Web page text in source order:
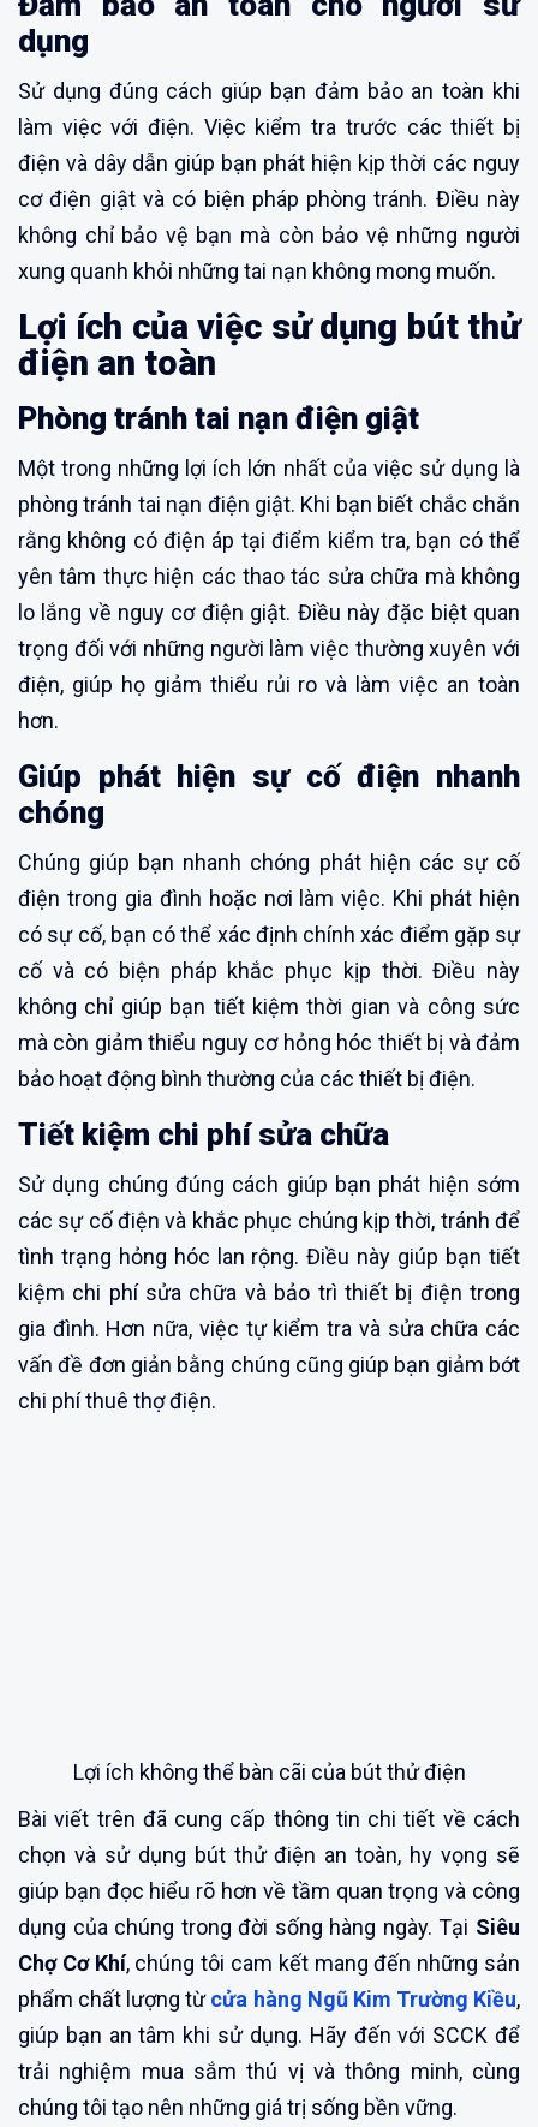
dụng
Sử dụng đúng cách giúp bạn đảm bảo an toàn khi
làm việc với điện. Việc kiểm tra trước các thiết bị
điện và dây dẫn giúp bạn phát hiện kịp thời các nguy
cơ điện giật và có biện pháp phòng tránh. Điều này
không chỉ bảo vệ bạn mà còn bảo vệ những người
xung quanh khỏi những tai nạn không mong muốn.
Lợi ích của việc sử dụng bút thử
điện an toàn
Phòng tránh tai nạn điện giật
Một trong những lợi ích lớn nhất của việc sử dụng là
phòng tránh tai nạn điện giật. Khi bạn biết chắc chắn
rằng không có điện áp tại điểm kiểm tra, bạn có thể
yên tâm thực hiện các thao tác sửa chữa mà không
lo lắng về nguy cơ điện giật. Điều này đặc biệt quan
trọng đối với những người làm việc thường xuyên với
điện, giúp họ giảm thiểu rủi ro và làm việc an toàn
hơn.
Giúp phát hiện sự cố điện nhanh
chóng
Chúng giúp bạn nhanh chóng phát hiện các sự cố
điện trong gia đình hoặc nơi làm việc. Khi phát hiện
có sự cố, bạn có thể xác định chính xác điểm gặp sự
cố và có biện pháp khắc phục kịp thời. Điều này
không chỉ giúp bạn tiết kiệm thời gian và công sức
mà còn giảm thiểu nguy cơ hỏng hóc thiết bị và đảm
bảo hoạt động bình thường của các thiết bị điện.
Tiết kiệm chi phí sửa chữa
Sử dụng chúng đúng cách giúp bạn phát hiện sớm
các sự cố điện và khắc phục chúng kịp thời, tránh để
tình trạng hỏng hóc lan rộng. Điều này giúp bạn tiết
kiệm chi phí sửa chữa và bảo trì thiết bị điện trong
gia đình. Hơn nữa, việc tự kiểm tra và sửa chữa các
vấn đề đơn giản bằng chúng cũng giúp bạn giảm bớt
chi phí thuê thợ điện.
Lợi ích không thể bàn cãi của bút thử điện
Bài viết trên đã cung cấp thông tin chi tiết về cách
chọn và sử dụng bút thử điện an toàn, hy vọng sẽ
giúp bạn đọc hiểu rõ hơn về tầm quan trọng và công
dụng của chúng trong đời sống hàng ngày. Tại Siêu
Chợ Cơ Khí, chúng tôi cam kết mang đến những sản
phẩm chất lượng từcửa hàng Ngũ Kim Trường Kiều,
giúp bạn an tâm khi sử dụng. Hãy đến với SCCK để
trải nghiệm mua sắm thú vị và thông minh, cùng
chúng tôi tạo nên những giá trị sống bền vững.